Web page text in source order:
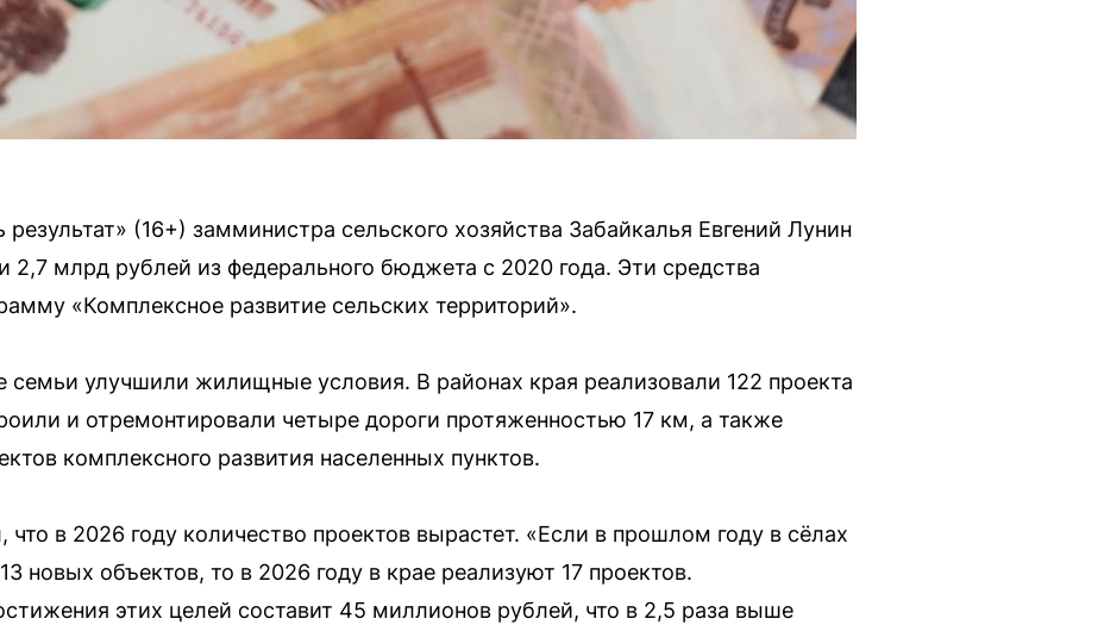
(16+) замминистра сельского хозяйства Забайкалья Евгений Лунин
2,7 млрд рублей из федерального бюджета с 2020 года. Эти средства
«Комплексное развитие сельских территорий».
семьи улучшили жилищные условия. В районах края реализовали 122 проекта
и отремонтировали четыре дороги протяженностью 17 км, а также
комплексного развития населенных пунктов.
что в 2026 году количество проектов вырастет. «Если в прошлом году в сёлах
новых объектов, то в 2026 году в крае реализуют 17 проектов.
этих целей составит 45 миллионов рублей, что в 2,5 раза выше